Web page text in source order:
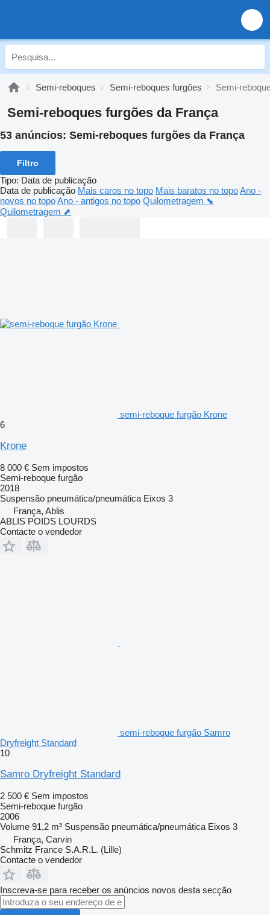
Semi-reboques Semi-reboques furgões Semi-
Semi-reboques furgões da França
53 anúncios: Semi-reboques furgões da França
Filtro
Tipo: Data de publicação
Data de publicação Mais caros no topo Mais baratos no topoAno -
novos no topoAno - antigos no topo Quilometragem ⬊
Quilometragem ⬈
semi-reboque furgão Krone
6
Krone
8 000 € Sem impostos
Semi-reboque furgão
2018
Suspensão pneumática/pneumática Eixos 3
França, Ablis
ABLIS POIDS LOURDS
Contacte o vendedor
semi-reboque furgão Samro
Dryfreight Standard
10
Samro Dryfreight Standard
2 500 € Sem impostos
Semi-reboque furgão
2006
Volume 91,2 m³ Suspensão pneumática/pneumática Eixos 3
França, Carvin
Schmitz France S.A.R.L. (Lille)
Contacte o vendedor
Inscreva-se para receber os anúncios novos desta secção